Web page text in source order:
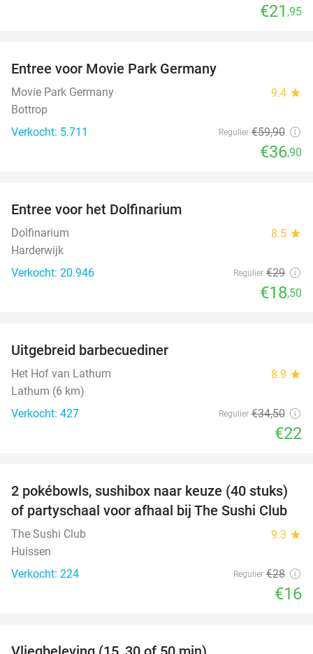
€21 ,95
Entree voor Movie Park Germany
Movie Park Germany 9.4 star
Bottrop
Verkocht: 5.711
Regulier €59,90
€36,90
Entree voor het Dolfinarium
Dolfinarium 8.5 star
Harderwijk
Verkocht: 20.946
Regulier €29
€18,50
Uitgebreid barbecuediner
Het Hof van Lathum 8.9 star
Lathum (6 km)
Verkocht: 427
Regulier €34,50
€22
43%
2 pokébowls, sushibox naar keuze (40 stuks)
of partyschaal voor afhaal bij The Sushi Club
The Sushi Club 9.3 star
Huissen
Verkocht: 224
Regulier €28
€16